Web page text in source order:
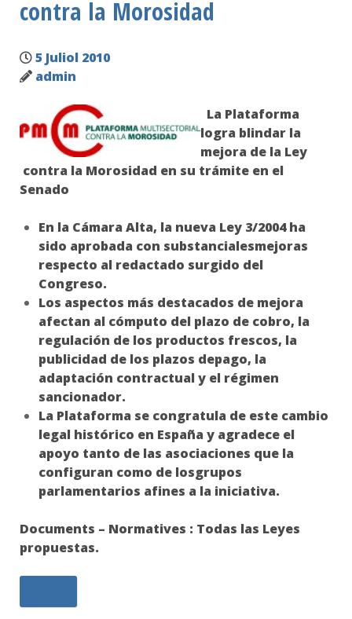
contra la Morosidad
5 Juliol 2010
admin
La Plataforma
logra blindar la
mejora de la Ley
contra la Morosidad en su trámite en el
Senado
En la Cámara Alta, la nueva Ley 3/2004 ha
sido aprobada con substancialesmejoras
respecto al redactado surgido del
Congreso.
Los aspectos más destacados de mejora
afectan al cómputo del plazo de cobro, la
regulación de los productos frescos, la
publicidad de los plazos depago, la
adaptación contractual y el régimen
sancionador.
La Plataforma se congratula de este cambio
legal histórico en España y agradece el
apoyo tanto de las asociaciones que la
configuran como de losgrupos
parlamentarios afines a la iniciativa.
Documents – Normatives : Todas las Leyes
propuestas.